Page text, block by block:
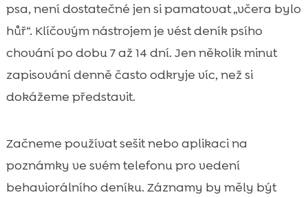
psa, není dostatečné jen si pamatovat „včera bylo
hůř“. Klíčovým nástrojem je vést deník psího
chování po dobu 7 až 14 dní. Jen několik minut
zapisování denně často odkryje víc, než si
dokážeme představit.
Začneme používat sešit nebo aplikaci na
poznámky ve svém telefonu pro vedení
behaviorálního deníku. Záznamy by měly být